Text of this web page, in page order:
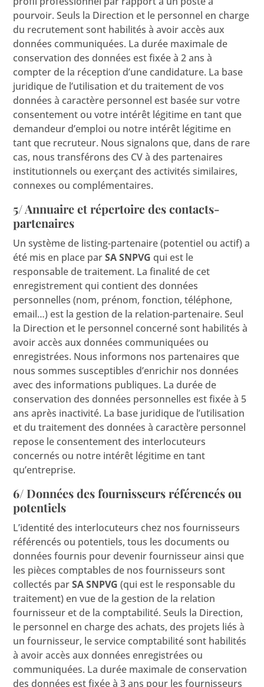
pourvoir. Seuls la Direction et le personnel en charge
du recrutement sont habilités à avoir accès aux
données communiquées. La durée maximale de
conservation des données est fixée à 2 ans à
compter de la réception d’une candidature. La base
juridique de l’utilisation et du traitement de vos
données à caractère personnel est basée sur votre
consentement ou votre intérêt légitime en tant que
demandeur d’emploi ou notre intérêt légitime en
tant que recruteur. Nous signalons que, dans de rare
cas, nous transférons des CV à des partenaires
institutionnels ou exerçant des activités similaires,
connexes ou complémentaires.
5/ Annuaire et répertoire des contacts-
partenaires
Un système de listing-partenaire (potentiel ou actif) a
été mis en place parSA SNPVG qui est le
responsable de traitement. La finalité de cet
enregistrement qui contient des données
personnelles (nom, prénom, fonction, téléphone,
email…) est la gestion de la relation-partenaire. Seul
la Direction et le personnel concerné sont habilités à
avoir accès aux données communiquées ou
enregistrées. Nous informons nos partenaires que
nous sommes susceptibles d’enrichir nos données
avec des informations publiques. La durée de
conservation des données personnelles est fixée à 5
ans après inactivité. La base juridique de l’utilisation
et du traitement des données à caractère personnel
repose le consentement des interlocuteurs
concernés ou notre intérêt légitime en tant
qu’entreprise.
6/ Données des fournisseurs référencés ou
potentiels
L’identité des interlocuteurs chez nos fournisseurs
référencés ou potentiels, tous les documents ou
données fournis pour devenir fournisseur ainsi que
les pièces comptables de nos fournisseurs sont
collectés parSA SNPVG (qui est le responsable du
traitement) en vue de la gestion de la relation
fournisseur et de la comptabilité. Seuls la Direction,
le personnel en charge des achats, des projets liés à
un fournisseur, le service comptabilité sont habilités
à avoir accès aux données enregistrées ou
communiquées. La durée maximale de conservation
des données est fixée à 3 ans pour les fournisseurs